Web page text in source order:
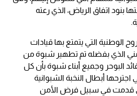
بنود اتفاق الرياض، الذي رعته
الوطنية التي يتمتع بها قيادات
الذي بفضله تم تطهير شبوة من
البوحر وجميع أبناء شبوة بأن كل
اجترحها أبطال النخبة الشبوانية
قدمت في سبيل فرض الأمن